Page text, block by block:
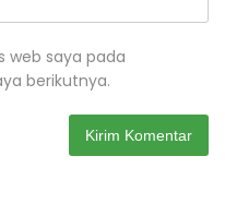
web saya pada
berikutnya.